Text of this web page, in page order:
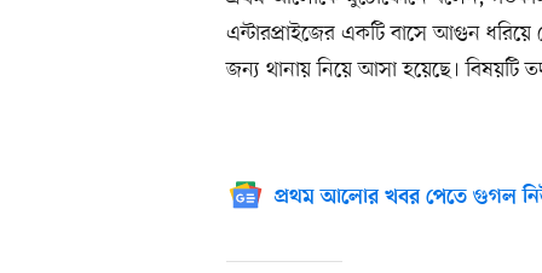
এন্টারপ্রাইজের একটি বাসে আগুন ধরিয়ে
জন্য থানায় নিয়ে আসা হয়েছে। বিষয়টি
প্রথম আলোর খবর পেতে গুগল